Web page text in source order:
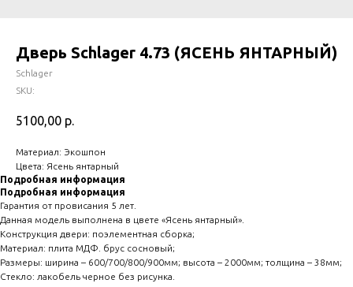
Дверь Schlager 4.73 (ЯСЕНЬ ЯНТАРНЫЙ)
Schlager
SKU:
5100,00 р.
Материал: Экошпон
Цвета: Ясень янтарный
Подробная информация
Подробная информация
Гарантия от провисания 5 лет.
Данная модель выполнена в цвете «Ясень янтарный».
Конструкция двери: поэлементная сборка;
Материал: плита МДФ. брус сосновый;
Размеры: ширина – 600/700/800/900мм; высота – 2000мм; толщина – 38мм;
Стекло: лакобель черное без рисунка.